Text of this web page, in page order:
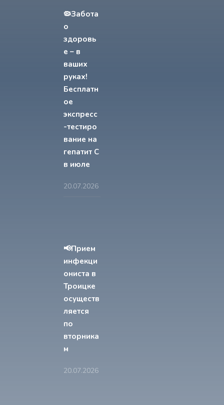
🦠Забота
о
здоровь
е – в
ваших
руках!
Бесплатн
ое
экспресс
-тестиро
вание на
гепатит С
в июле
20.07.2026
📢Прием
инфекци
ониста в
Троицке
осуществ
ляется
по
вторника
м
20.07.2026